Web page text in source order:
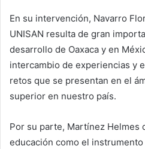
En su intervención, Navarro
UNISAN resulta de gran
desarrollo de Oaxaca y en
intercambio de experiencias y
retos que se presentan en el
superior en nuestro país.
Por su parte, Martínez Helmes
educación como el